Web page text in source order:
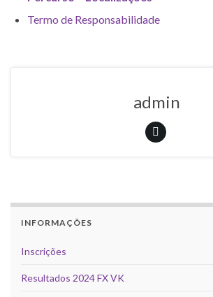
Termo de Responsabilidade
admin
INFORMAÇÕES
Inscrições
Resultados 2024 FX VK